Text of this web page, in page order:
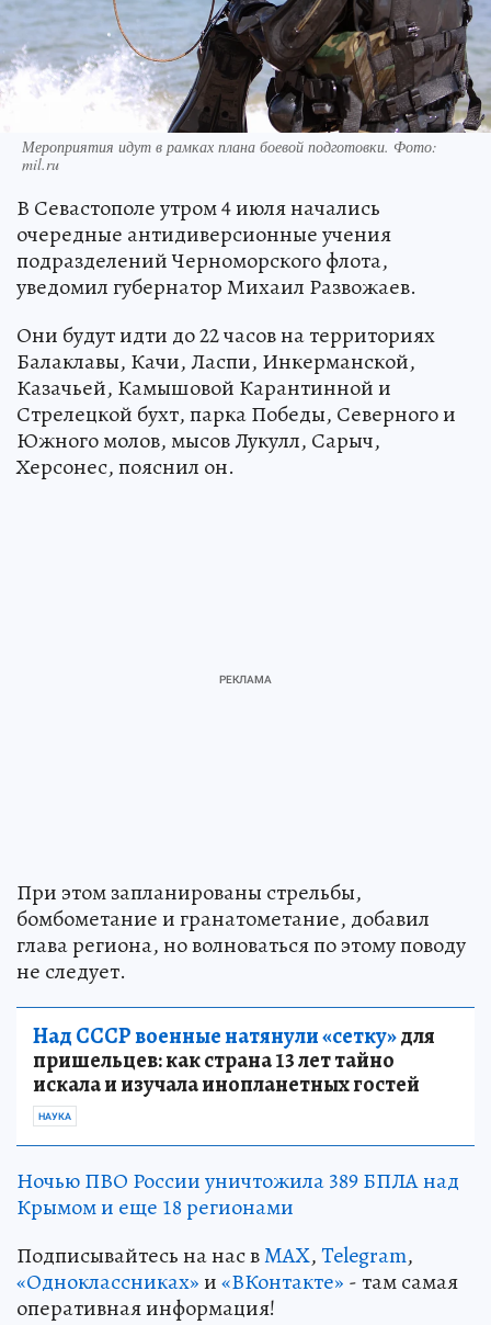
Мероприятия идут в рамках плана боевой подготовки. Фото:
mil.ru
В Севастополе утром 4 июля начались
очередные антидиверсионные учения
подразделений Черноморского флота,
уведомил губернатор Михаил Развожаев.
Они будут идти до 22 часов на территориях
Балаклавы, Качи, Ласпи, Инкерманской,
Казачьей, Камышовой Карантинной и
Стрелецкой бухт, парка Победы, Северного и
Южного молов, мысов Лукулл, Сарыч,
Херсонес, пояснил он.
При этом запланированы стрельбы,
бомбометание и гранатометание, добавил
глава региона, но волноваться по этому поводу
не следует.
Над СССР военные натянули «сетку»для
пришельцев: как страна 13 лет тайно
искала и изучала инопланетных гостей
НАУКА
Ночью ПВО России уничтожила 389 БПЛА над
Крымом и еще 18 регионами
Подписывайтесь на нас вMAX,Telegram,
«Одноклассниках»и«ВКонтакте» - там самая
оперативная информация!